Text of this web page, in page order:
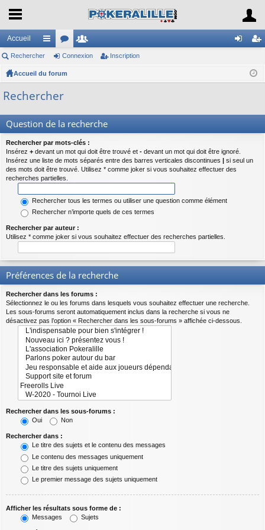
Accueil
ac
co
ur
s
or
u
e
cri
Rechercher Connexion Inscription
Accueil du forum
Rechercher
Question de la recherche
Rechercher par mots-clés :
Insérez + devant un mot qui doit être trouvé et - devant un mot qui doit être ignoré.
Insérez une liste de mots séparés entre des barres verticales discontinues | si seul un
des mots doit être trouvé. Utilisez * comme joker si vous souhaitez effectuer des
recherches partielles.
Rechercher tous les termes ou utiliser une question comme élément
Rechercher n’importe quels de ces termes
Rechercher par auteur :
Utilisez * comme joker si vous souhaitez effectuer des recherches partielles.
Préférences de la recherche
Rechercher dans les forums :
Sélectionnez le ou les forums dans lesquels vous souhaitez effectuer une recherche.
Les sous-forums seront automatiquement inclus dans la recherche si vous ne
désactivez pas l’option « Rechercher dans les sous-forums » affichée ci-dessous.
Rechercher dans les sous-forums :
Oui
Non
Rechercher dans :
Le titre des sujets et le contenu des messages
Le contenu des messages uniquement
Le titre des sujets uniquement
Le premier message des sujets uniquement
Afficher les résultats sous forme de :
Messages
Sujets